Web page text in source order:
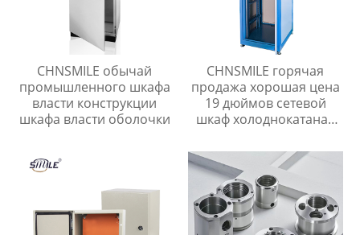
CHNSMILE обычай
промышленного шкафа
власти конструкции
шкафа власти оболочки
CHNSMILE горячая
продажа хорошая цена
19 дюймов сетевой
шкаф холоднокатаная
сетевые установки